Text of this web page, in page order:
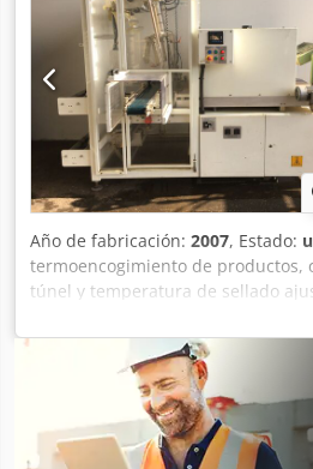
Año de fabricación: 2007, Estado:
termoencogimiento de productos,
túnel y temperatura de sellado